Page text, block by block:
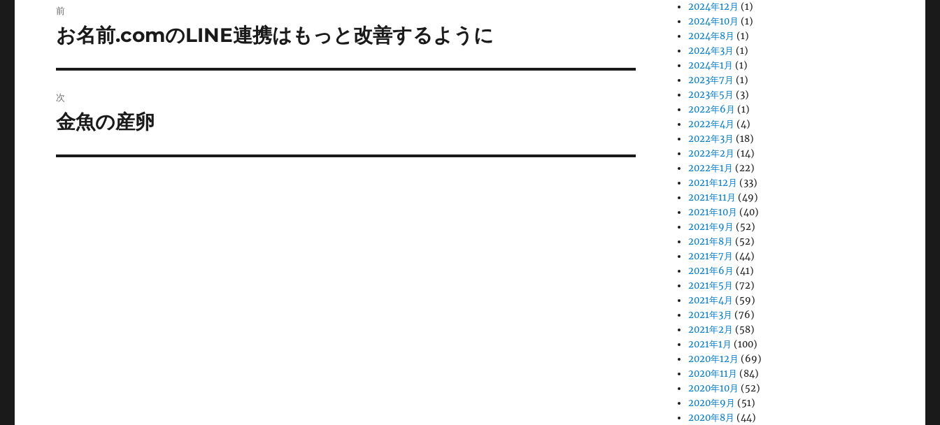
稿
ゲ
前
前
投
稿:
お名前.comのLINE連携はもっと改善するように
次
次
投
金魚の産卵
2024年12月 (1)
2024年10月 (1)
2024年8月 (1)
2024年3月 (1)
2024年1月 (1)
2023年7月 (1)
2023年5月 (3)
2022年6月 (1)
2022年4月 (4)
2022年3月 (18)
2022年2月 (14)
2022年1月 (22)
2021年12月 (33)
2021年11月 (49)
2021年10月 (40)
2021年9月 (52)
2021年8月 (52)
2021年7月 (44)
2021年6月 (41)
2021年5月 (72)
2021年4月 (59)
2021年3月 (76)
2021年2月 (58)
2021年1月 (100)
2020年12月 (69)
2020年11月 (84)
2020年10月 (52)
2020年9月 (51)
2020年8月 (44)